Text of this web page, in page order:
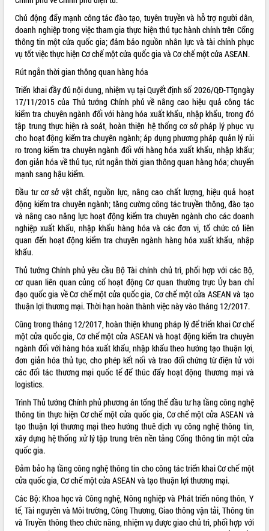
LIÊN KẾT WEB
THỐNG KÊ TRUY CẬP
Hôm nay: 25838
Tất cả:
66071161
Chủ động đẩy mạnh công tác đào tạo, tuyên truyền và hỗ trợ người dân,
doanh nghiệp trong việc tham gia thực hiện thủ tục hành chính trên Cổng
thông tin một cửa quốc gia; đảm bảo nguồn nhân lực và tài chính phục
vụ tốt việc thực hiện Cơ chế một cửa quốc gia và Cơ chế một cửa ASEAN.
Rút ngắn thời gian thông quan hàng hóa
Triển khai đầy đủ nội dung, nhiệm vụ tại Quyết định số2026/QĐ-TTgngày
17/11/2015 của Thủ tướng Chính phủ về nâng cao hiệu quả công tác
kiểm tra chuyên ngành đối với hàng hóa xuất khẩu, nhập khẩu, trong đó
tập trung thực hiện rà soát, hoàn thiện hệ thống cơ sở pháp lý phục vụ
cho hoạt động kiểm tra chuyên ngành; áp dụng phương pháp quản lý rủi
ro trong kiểm tra chuyên ngành đối với hàng hóa xuất khẩu, nhập khẩu;
đơn giản hóa về thủ tục, rút ngắn thời gian thông quan hàng hóa; chuyển
mạnh sang hậu kiểm.
Đầu tư cơ sở vật chất, nguồn lực, nâng cao chất lượng, hiệu quả hoạt
động kiểm tra chuyên ngành; tăng cường công tác truyền thông, đào tạo
và nâng cao năng lực hoạt động kiểm tra chuyên ngành cho các doanh
nghiệp xuất khẩu, nhập khẩu hàng hóa và các đơn vị, tổ chức có liên
quan đến hoạt động kiểm tra chuyên ngành hàng hóa xuất khẩu, nhập
khẩu.
Thủ tướng Chính phủ yêu cầu Bộ Tài chính chủ trì, phối hợp với các Bộ,
cơ quan liên quan củng cố hoạt động Cơ quan thường trực Ủy ban chỉ
đạo quốc gia về Cơ chế một cửa quốc gia, Cơ chế một cửa ASEAN và tạo
thuận lợi thương mại. Thời hạn hoàn thành việc này vào tháng 12/2017.
Cũng trong tháng 12/2017, hoàn thiện khung pháp lý để triển khai Cơ chế
một cửa quốc gia, Cơ chế một cửa ASEAN và hoạt động kiểm tra chuyên
ngành đối với hàng hóa xuất khẩu, nhập khẩu theo hướng tạo thuận lợi,
đơn giản hóa thủ tục, cho phép kết nối và trao đổi chứng từ điện tử với
các đối tác thương mại quốc tế để thúc đẩy hoạt động thương mại và
logistics.
Trình Thủ tướng Chính phủ phương án tổng thể đầu tư hạ tầng công nghệ
thông tin thực hiện Cơ chế một cửa quốc gia, Cơ chế một cửa ASEAN và
tạo thuận lợi thương mại theo hướng thuê dịch vụ công nghệ thông tin,
xây dựng hệ thống xử lý tập trung trên nền tảng Cổng thông tin một cửa
quốc gia.
Đảm bảo hạ tầng công nghệ thông tin cho công tác triển khai Cơ chế một
cửa quốc gia, Cơ chế một cửa ASEAN và tạo thuận lợi thương mại.
Các Bộ: Khoa học và Công nghệ, Nông nghiệp và Phát triển nông thôn, Y
tế, Tài nguyên và Môi trường, Công Thương, Giao thông vận tải, Thông tin
và Truyền thông theo chức năng, nhiệm vụ được giao chủ trì, phối hợp với